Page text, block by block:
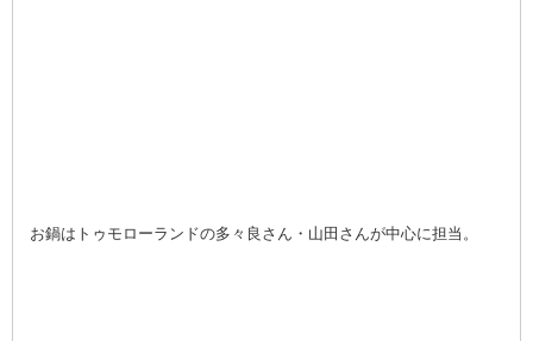
お鍋はトゥモローランドの多々良さん・山田さんが中心に担当。